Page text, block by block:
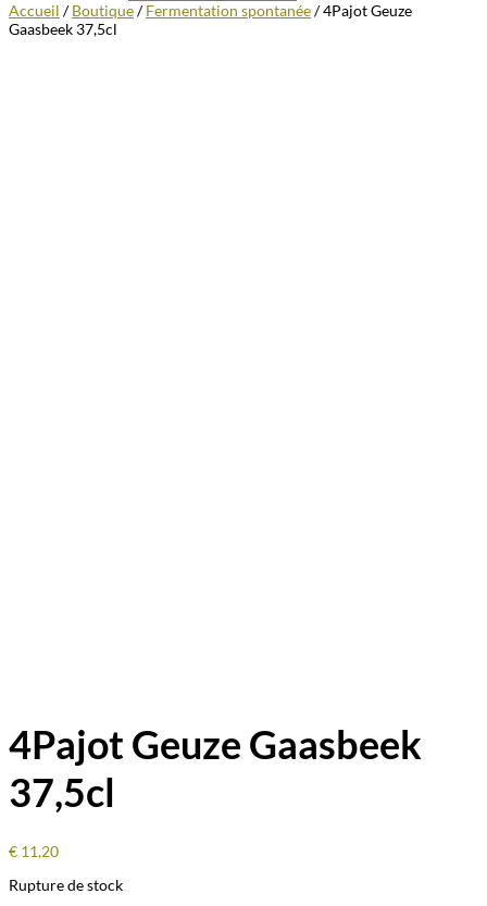
Accueil /Boutique/Fermentation spontanée/ 4Pajot Geuze
Gaasbeek 37,5cl
4Pajot Geuze Gaasbeek
37,5cl
€ 11,20
Rupture de stock